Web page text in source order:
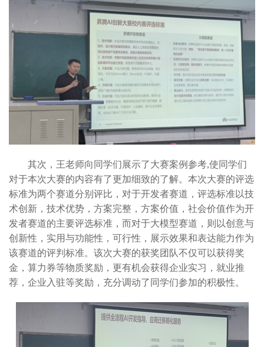
其次，王老师向同学们展示了大赛案例参考,使同学们
对于本次大赛的内容有了更加细致的了解。本次大赛的评选
标准为两个赛道分别评比，对于开发者赛道，评选标准以技
术创新，技术优势，方案完整，方案价值，社会价值作为开
发者赛道的主要评选标准，而对于大模型赛道，则以创意与
创新性，实用与功能性，可行性，展示效果和表达能力作为
该赛道的评判标准。该次大赛的获奖团队不仅可以获得奖
金，算力券等物质奖励，更有机会获得企业实习，就业推
荐，企业入驻等奖励，充分调动了同学们参加的积极性。